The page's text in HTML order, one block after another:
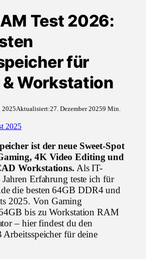
Test 2026:
für
Workstation
2025Aktualisiert:27. Dezember 20259 Min.
ist der neue Sweet-Spot
4K Video Editing und
Workstations. Als IT-
Erfahrung teste ich für
die besten 64GB DDR4 und
2025. Von Gaming
bis zu Workstation RAM
– hier findest du den
für deine